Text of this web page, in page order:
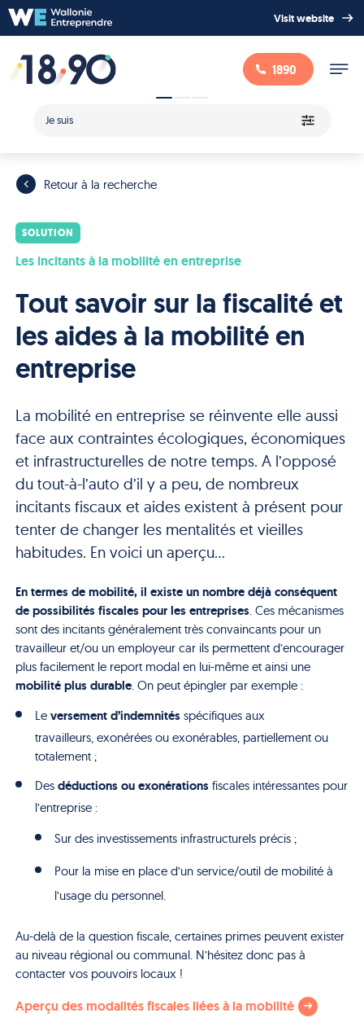
Visit website
1890
Je suis
Retour à la recherche
SOLUTION
Les incitants à la mobilité en entreprise
Tout savoir sur la fiscalité et
les aides à la mobilité en
entreprise
La mobilité en entreprise se réinvente elle aussi
face aux contraintes écologiques, économiques
et infrastructurelles de notre temps. A l’opposé
du tout-à-l’auto d’il y a peu, de nombreux
incitants fiscaux et aides existent à présent pour
tenter de changer les mentalités et vieilles
habitudes. En voici un aperçu…
En termes de mobilité, il existe un nombre déjà conséquent
de possibilités fiscales pour les entreprises. Ces mécanismes
sont des incitants généralement très convaincants pour un
travailleur et/ou un employeur car ils permettent d’encourager
plus facilement le report modal en lui-même et ainsi une
mobilité plus durable. On peut épingler par exemple :
Le versement d’indemnitésspécifiques aux
travailleurs, exonérées ou exonérables, partiellement ou
totalement ;
Des déductions ou exonérationsfiscales intéressantes pour
l’entreprise :
Sur des investissements infrastructurels précis ;
Pour la mise en place d’un service/outil de mobilité à
l’usage du personnel.
Au-delà de la question fiscale, certaines primes peuvent exister
au niveau régional ou communal. N’hésitez donc pas à
contacter vos pouvoirs locaux !
Aperçu des modalités fiscales liées à la mobilité